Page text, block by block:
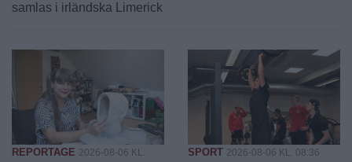
samlas i irländska Limerick
REPORTAGE 2026-08-06 KL.
SPORT 2026-08-06 KL. 08:36